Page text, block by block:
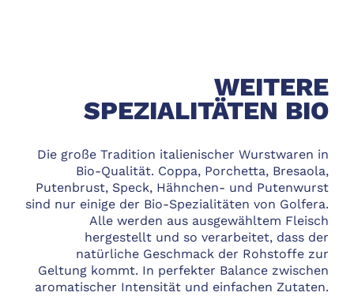
WEITERE
SPEZIALITÄTEN BIO
Die große Tradition italienischer Wurstwaren in
Bio-Qualität. Coppa, Porchetta, Bresaola,
Putenbrust, Speck, Hähnchen- und Putenwurst
sind nur einige der Bio-Spezialitäten von Golfera.
Alle werden aus ausgewähltem Fleisch
hergestellt und so verarbeitet, dass der
natürliche Geschmack der Rohstoffe zur
Geltung kommt. In perfekter Balance zwischen
aromatischer Intensität und einfachen Zutaten.